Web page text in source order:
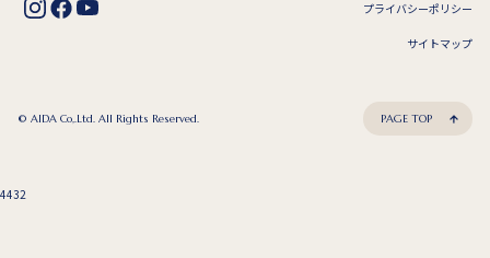
プライバシーポリシー
サイトマップ
© AIDA Co,.Ltd. All Rights Reserved. PAGE TOP
4432